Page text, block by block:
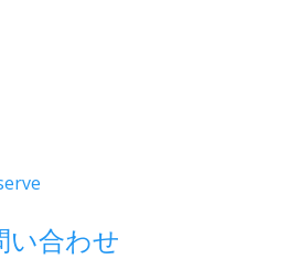
い合わせ